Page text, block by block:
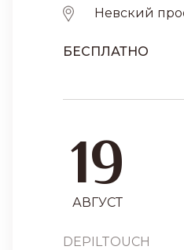
Невский
БЕСПЛАТНО
19
АВГУСТ
DEPILTOUCH